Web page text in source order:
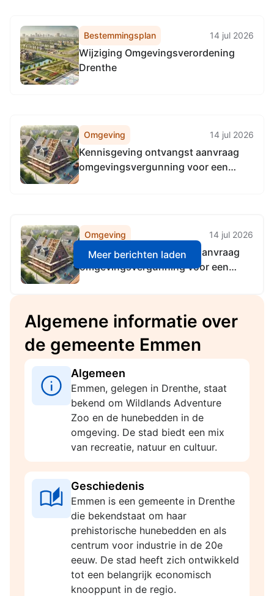
Bestemmingsplan 14 jul 2026
Wijziging Omgevingsverordening
Drenthe
Omgeving 14 jul 2026
Kennisgeving ontvangst aanvraag
omgevingsvergunning voor een
Omgeving 14 jul 2026
Kennisgeving ontvangst aanvraag
omgevingsvergunning voor een
locatie gemeente Aa en Hunze
Meer berichten laden
Algemene informatie over
de gemeente Emmen
Algemeen
Emmen, gelegen in Drenthe, staat
bekend om Wildlands Adventure
Zoo en de hunebedden in de
omgeving. De stad biedt een mix
van recreatie, natuur en cultuur.
Geschiedenis
Emmen is een gemeente in Drenthe
die bekendstaat om haar
prehistorische hunebedden en als
centrum voor industrie in de 20e
eeuw. De stad heeft zich ontwikkeld
tot een belangrijk economisch
knooppunt in de regio.